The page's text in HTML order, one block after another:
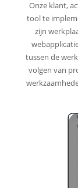
Onze klant,
tool te
zijn
tussen de
volgen van